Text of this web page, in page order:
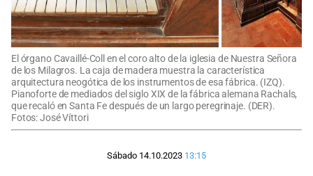
El órgano Cavaillé-Coll en el coro alto de la iglesia de Nuestra Señora
de los Milagros. La caja de madera muestra la característica
arquitectura neogótica de los instrumentos de esa fábrica. (IZQ).
Pianoforte de mediados del siglo XIX de la fábrica alemana Rachals,
que recaló en Santa Fe después de un largo peregrinaje. (DER).
Fotos: José Víttori
Sábado 14.10.2023 13:15